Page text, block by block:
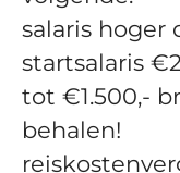
salaris hoger
startsalaris
tot €1.500,-
behalen!